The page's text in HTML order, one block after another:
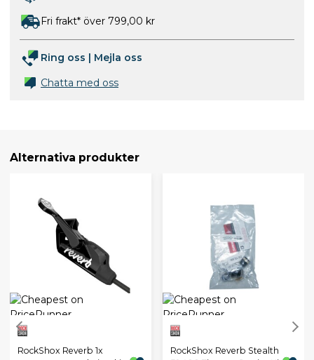
Fri frakt* över 799,00 kr
Ring oss | Mejla oss
Chatta med oss
Alternativa produkter
RockShox Reverb 1x
RockShox Reverb Stealth